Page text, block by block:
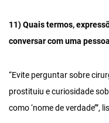
11) Quais termos,
conversar com uma
“Evite perguntar sobre
prostituiu e curiosidade
como ‘nome de verdade’”,